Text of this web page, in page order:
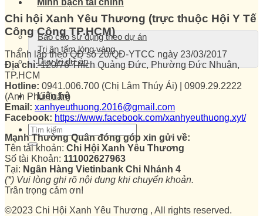
Minh bạch tài chính
Báo cáo sử dụng theo dự án
Tri ân tấm lòng vàng
Duy trì dự án
Liên hệ
Chi hội Xanh Yêu Thương (trực thuộc Hội Y Tế
Công Cộng TP.HCM)
Thành lập theo QĐ số 20/QĐ-YTCC ngày 23/03/2017
Địa chỉ:120/76 Thích Quảng Đức, Phường Đức Nhuận,
TP.HCM
Hotline: 0941.006.700 (Chị Lâm Thúy Ái) | 0909.29.2222
(Anh Phú Tuấn)
Email: xanhyeuthuong.2016@gmail.com
Facebook: https://www.facebook.com/xanhyeuthuong.xyt/
Mạnh Thường Quân đóng góp xin gửi về:
Tên tài khoản: Chi Hội Xanh Yêu Thương
Số tài Khoản: 111002627963
Tại: Ngân Hàng Vietinbank Chi Nhánh 4
(*) Vui lòng ghi rõ nội dung khi chuyển khoản.
Trân trọng cảm ơn!
©2023 Chi Hội Xanh Yêu Thương , All rights reserved.